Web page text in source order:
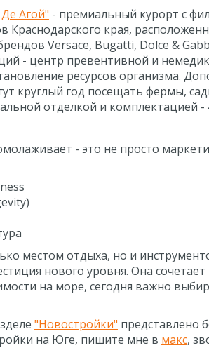
Агой" - премиальный курорт с
Краснодарского края,
Versace, Bugatti, Dolce &
- центр превентивной и
ресурсов организма.
круглый год посещать фермы,
отделкой и комплектацией -
- это не просто
местом отдыха, но и
нового уровня. Она
на море, сегодня важно
"Новостройки" представлено
на Юге, пишите мне в макс,